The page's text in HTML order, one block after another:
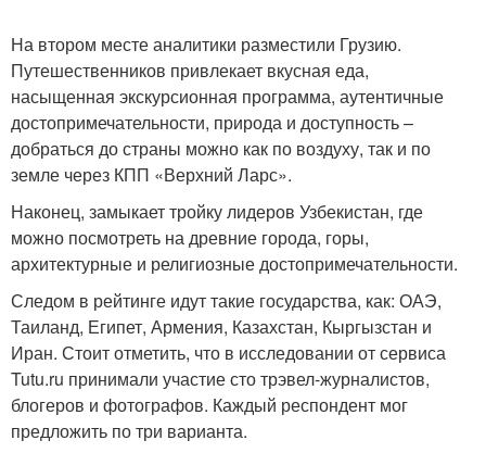
На втором месте аналитики разместили Грузию.
Путешественников привлекает вкусная еда,
насыщенная экскурсионная программа, аутентичные
достопримечательности, природа и доступность –
добраться до страны можно как по воздуху, так и по
земле через КПП «Верхний Ларс».
Наконец, замыкает тройку лидеров Узбекистан, где
можно посмотреть на древние города, горы,
архитектурные и религиозные достопримечательности.
Следом в рейтинге идут такие государства, как: ОАЭ,
Таиланд, Египет, Армения, Казахстан, Кыргызстан и
Иран. Стоит отметить, что в исследовании от сервиса
Tutu.ru принимали участие сто трэвел-журналистов,
блогеров и фотографов. Каждый респондент мог
предложить по три варианта.